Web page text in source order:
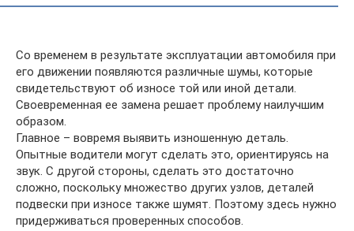
Со временем в результате эксплуатации автомобиля при
его движении появляются различные шумы, которые
свидетельствуют об износе той или иной детали.
Своевременная ее замена решает проблему наилучшим
образом.
Главное – вовремя выявить изношенную деталь.
Опытные водители могут сделать это, ориентируясь на
звук. С другой стороны, сделать это достаточно
сложно, поскольку множество других узлов, деталей
подвески при износе также шумят. Поэтому здесь нужно
придерживаться проверенных способов.